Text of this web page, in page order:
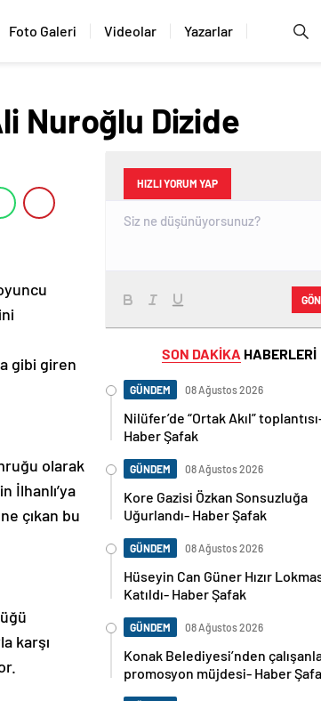
Foto Galeri Videolar Yazarlar
Nuroğlu Dizide
olarak
İlhanlı’ya
çıkan bu
karşı
HIZLI YORUM YAP
SON DAKİKA HABERLERİ
GÜNDEM 08 Ağustos 2026
Nilüfer’de “Ortak Akıl”
Haber Şafak
GÜNDEM 08 Ağustos 2026
Kore Gazisi Özkan Sonsuzluğa
Uğurlandı- Haber Şafak
GÜNDEM 08 Ağustos 2026
Hüseyin Can Güner Hızır
Katıldı- Haber Şafak
GÜNDEM 08 Ağustos 2026
Konak Belediyesi’nden
promosyon müjdesi- Haber